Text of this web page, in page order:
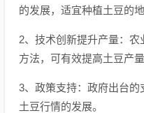
的发展，适宜种植土豆的
2、技术创新提升产量：
方法，可有效提高土豆产
3、政策支持：政府出台
土豆行情的发展。